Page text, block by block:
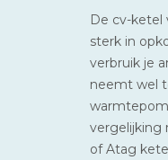
De cv-ketel
sterk in
verbruik je
neemt wel
vergelijking
of Atag